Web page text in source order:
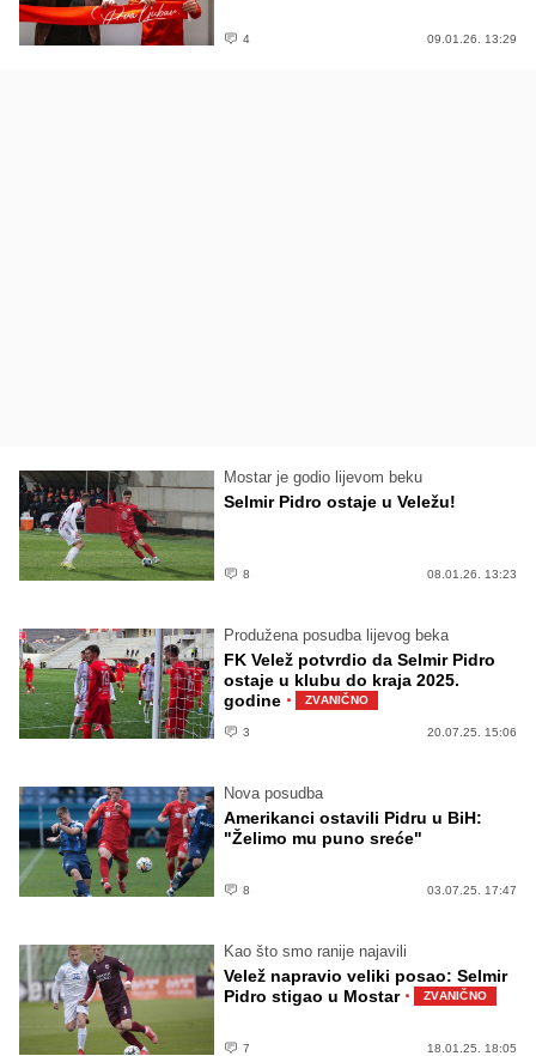
4 09.01.26. 13:29
Mostar je godio lijevom beku
Selmir Pidro ostaje u Veležu!
8 08.01.26. 13:23
Produžena posudba lijevog beka
FK Velež potvrdio da Selmir Pidro
ostaje u klubu do kraja 2025.
godine · ZVANIČNO
3 20.07.25. 15:06
Nova posudba
Amerikanci ostavili Pidru u BiH:
"Želimo mu puno sreće"
8 03.07.25. 17:47
Kao što smo ranije najavili
Velež napravio veliki posao: Selmir
Pidro stigao u Mostar · ZVANIČNO
7 18.01.25. 18:05